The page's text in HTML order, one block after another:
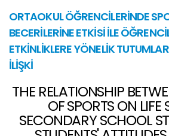
ORTAOKUL ÖĞRENCİLERİNDE
BECERİLERİNE ETKİSİ İLE
ETKİNLİKLERE YÖNELİK
İLİŞKİ
THE RELATIONSHIP
OF SPORTS ON LIFE
SECONDARY SCHOOL